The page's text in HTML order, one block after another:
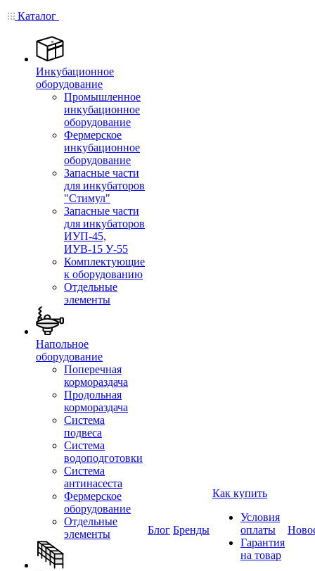
Каталог
Инкубационное
оборудование
Промышленное
инкубационное
оборудование
Фермерское
инкубационное
оборудование
Запасные части
для инкубаторов
"Стимул"
Запасные части
для инкубаторов
ИУП-45,
ИУВ-15 У-55
Комплектующие
к оборудованию
Отдельные
элементы
Напольное
оборудование
Поперечная
кормораздача
Продольная
кормораздача
Система
подвеса
Система
водоподготовки
Система
антинасеста
Фермерское
оборудование
Отдельные
элементы
Блог Бренды
Как купить
Условия
оплаты
Гарантия
на товар